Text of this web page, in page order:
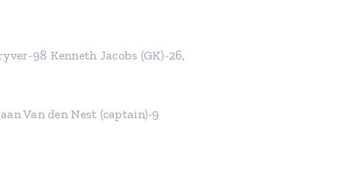
98 Kenneth Jacobs (GK)-26,
Van den Nest (captain)-9